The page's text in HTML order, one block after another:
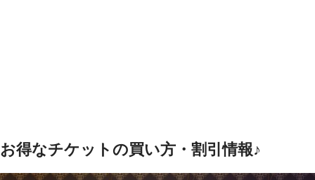
お得なチケットの買い方・割引情報♪